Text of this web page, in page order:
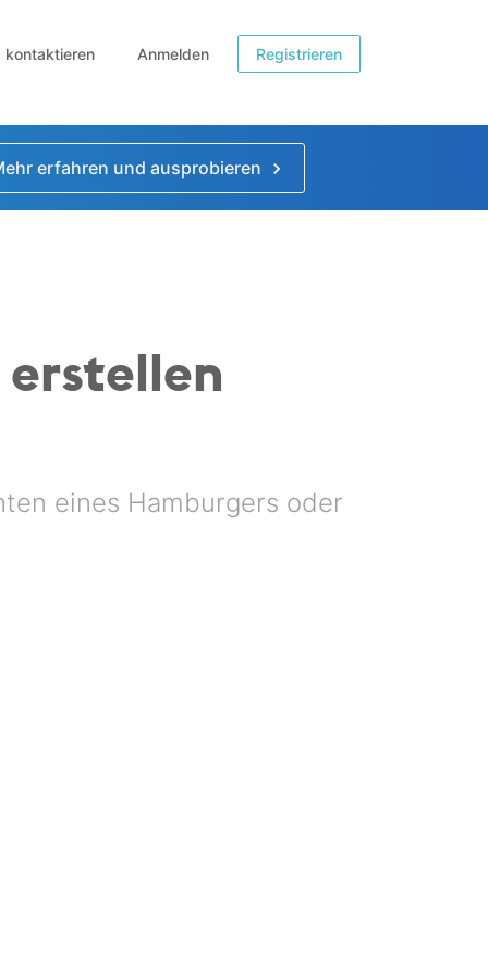
kontaktieren Anmelden Registrieren
erfahren und ausprobieren
eines Hamburgers oder